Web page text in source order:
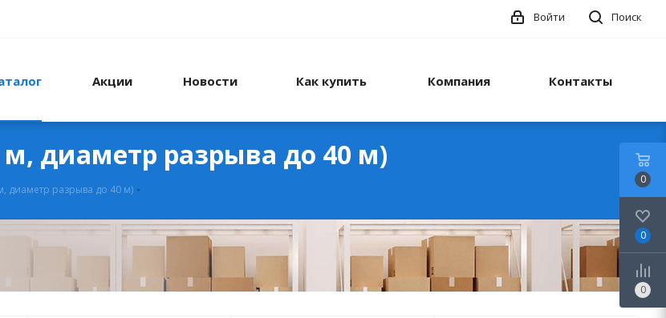
Поиск
Войти
Акции Новости Как купить Компания Контакты
диаметр разрыва до 40 м)
диаметр разрыва до 40 м)
0
0
0